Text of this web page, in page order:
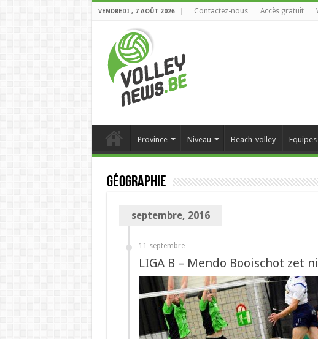
VENDREDI , 7 AOÛT 2026 Contactez-nous Accès gratuit
Province Niveau Beach-volley
Géographie
septembre, 2016
11 septembre
LIGA B – Mendo Booischot zet